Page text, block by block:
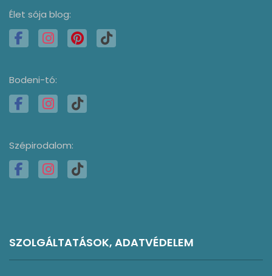
Élet sója blog:
Bodeni-tó:
Szépirodalom:
SZOLGÁLTATÁSOK, ADATVÉDELEM